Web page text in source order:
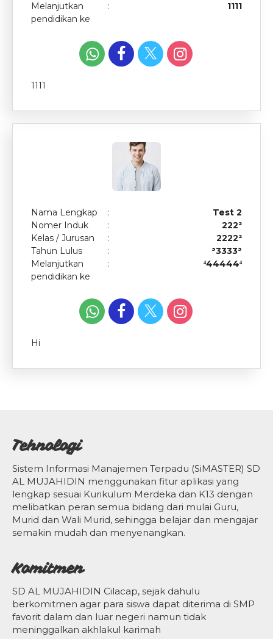
Melanjutkan
pendidikan ke
: 1111
1111
Nama Lengkap :
Test 2
Nomer Induk
:
222²
Kelas / Jurusan
:
2222²
Tahun Lulus
:
³3333³
Melanjutkan
pendidikan ke
: ⁴44444⁴
Hi
Tehnologi
Sistem Informasi Manajemen Terpadu (SiMASTER) SD
AL MUJAHIDIN menggunakan fitur aplikasi yang
lengkap sesuai Kurikulum Merdeka dan K13 dengan
melibatkan peran semua bidang dari mulai Guru,
Murid dan Wali Murid, sehingga belajar dan mengajar
semakin mudah dan menyenangkan.
Komitmen
SD AL MUJAHIDIN Cilacap, sejak dahulu
berkomitmen agar para siswa dapat diterima di SMP
favorit dalam dan luar negeri namun tidak
meninggalkan akhlakul karimah